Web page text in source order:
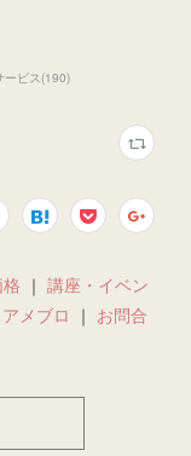
ービス(190)
｜ 講座・イベン
アメブロ ｜ お問合